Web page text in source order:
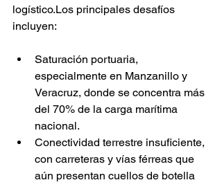
logístico.Los principales desafíos
incluyen:
Saturación portuaria,
especialmente en Manzanillo y
Veracruz, donde se concentra más
del 70% de la carga marítima
nacional.
Conectividad terrestre insuficiente,
con carreteras y vías férreas que
aún presentan cuellos de botella